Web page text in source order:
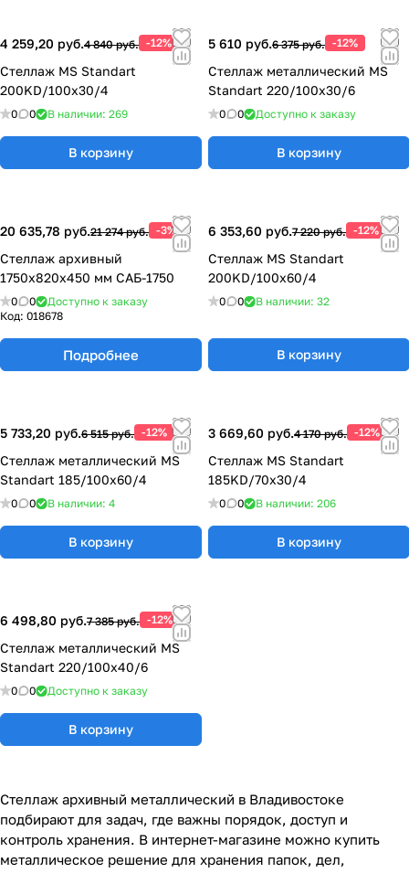
4 259,20 руб.4 840 руб. -12%
Стеллаж MS Standart
200KD/100x30/4
0 0 В наличии: 269
В корзину
5 610 руб.6 375 руб. -12%
Стеллаж металлический MS
Standart 220/100x30/6
0 0 Доступно к заказу
В корзину
20 635,78 руб.21 274 руб. -3%
Стеллаж архивный
1750х820х450 мм САБ-1750
0 0
Доступно к заказу
Код: 018678
Подробнее
6 353,60 руб.7 220 руб. -12%
Стеллаж MS Standart
200KD/100x60/4
0 0 В наличии: 32
В корзину
5 733,20 руб.6 515 руб. -12%
Стеллаж металлический MS
Standart 185/100x60/4
0 0 В наличии: 4
В корзину
3 669,60 руб.4 170 руб. -12%
Стеллаж MS Standart
185KD/70x30/4
0 0 В наличии: 206
В корзину
6 498,80 руб.7 385 руб. -12%
Стеллаж металлический MS
Standart 220/100x40/6
0 0 Доступно к заказу
В корзину
Стеллаж архивный металлический в Владивостоке
подбирают для задач, где важны порядок, доступ и
контроль хранения. В интернет-магазине можно купить
металлическое решение для хранения папок, дел,